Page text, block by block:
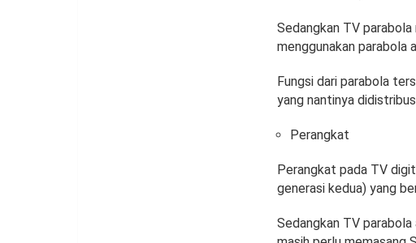
Sedangkan TV
menggunakan parabola
Fungsi dari parabola
yang nantinya
Perangkat
Perangkat pada TV
generasi kedua) yang
Sedangkan TV